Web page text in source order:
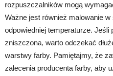
rozpuszczalników mogą
Ważne jest również malowanie
odpowiedniej temperaturze. Jeśli
zniszczona, warto odczekać
warstwy farby. Pamiętajmy, że
zalecenia producenta farby, aby